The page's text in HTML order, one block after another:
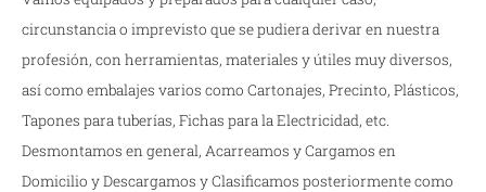
circunstancia o imprevisto que se pudiera derivar en nuestra
profesión, con herramientas, materiales y útiles muy diversos,
así como embalajes varios como Cartonajes, Precinto, Plásticos,
Tapones para tuberías, Fichas para la Electricidad, etc.
Desmontamos en general, Acarreamos y Cargamos en
Domicilio y Descargamos y Clasificamos posteriormente como